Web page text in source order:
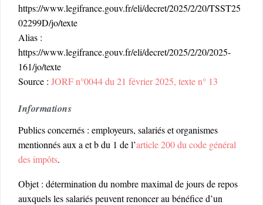
https://www.legifrance.gouv.fr/eli/decret/2025/2/20/TSST25
02299D/jo/texte
Alias :
https://www.legifrance.gouv.fr/eli/decret/2025/2/20/2025-
161/jo/texte
Source : JORF n°0044 du 21 février 2025, texte n° 13
Informations
Publics concernés : employeurs, salariés et organismes
mentionnés aux a et b du 1 de l’article 200 du code général
des impôts.
Objet : détermination du nombre maximal de jours de repos
auxquels les salariés peuvent renoncer au bénéfice d’un